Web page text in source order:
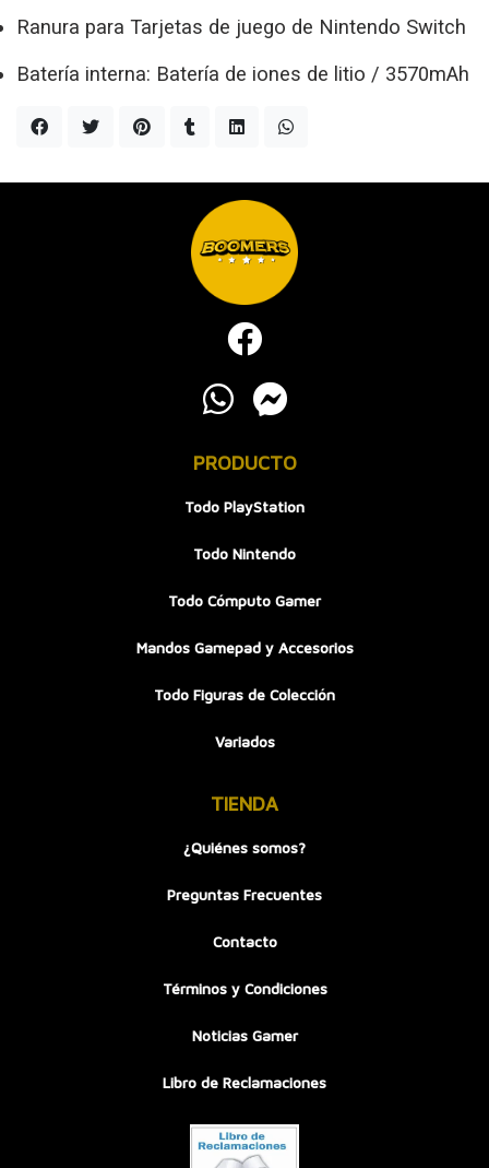
Ranura para Tarjetas de juego de Nintendo Switch
Batería interna: Batería de iones de litio / 3570mAh
PRODUCTO
Todo PlayStation
Todo Nintendo
Todo Cómputo Gamer
Mandos Gamepad y Accesorios
Todo Figuras de Colección
Variados
TIENDA
¿Quiénes somos?
Preguntas Frecuentes
Contacto
Términos y Condiciones
Noticias Gamer
Libro de Reclamaciones